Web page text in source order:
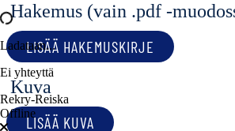
Ladataan...
Ei yhteyttä
Rekry-Reiska
Offline
Hakemus (vain .pdf -
LISÄÄ HAKEMUSKIRJE
Kuva
LISÄÄ KUVA